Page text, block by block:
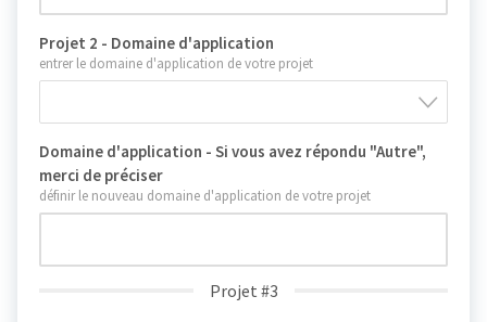
Projet 2 - Domaine d'application
entrer le domaine d'application de votre projet
Domaine d'application - Si vous avez répondu "Autre",
merci de préciser
définir le nouveau domaine d'application de votre projet
Projet #3